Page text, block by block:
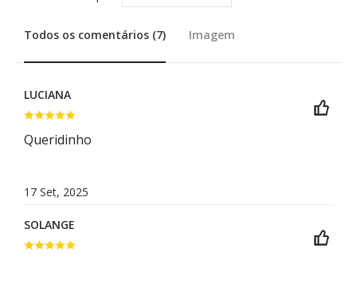
Todos os comentários (7) Imagem
LUCIANA
17 Set, 2025
Queridinho
SOLANGE